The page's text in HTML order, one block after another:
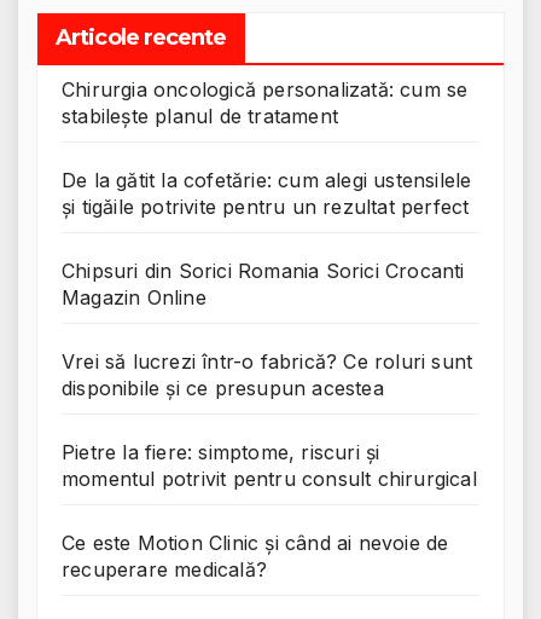
Articole recente
Chirurgia oncologică personalizată: cum se
stabilește planul de tratament
De la gătit la cofetărie: cum alegi ustensilele
și tigăile potrivite pentru un rezultat perfect
Chipsuri din Sorici Romania Sorici Crocanti
Magazin Online
Vrei să lucrezi într-o fabrică? Ce roluri sunt
disponibile și ce presupun acestea
Pietre la fiere: simptome, riscuri și
momentul potrivit pentru consult chirurgical
Ce este Motion Clinic și când ai nevoie de
recuperare medicală?